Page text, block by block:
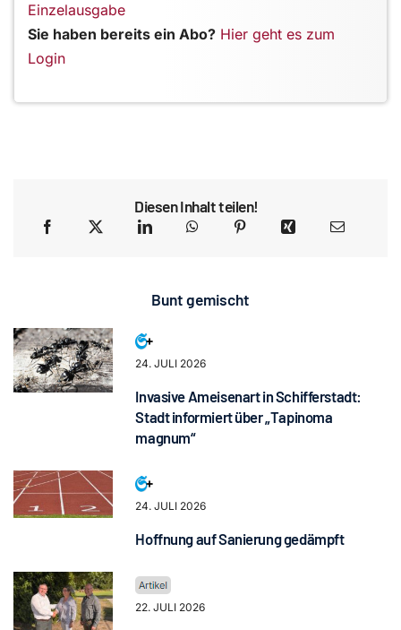
Einzelausgabe
Sie haben bereits ein Abo? Hier geht es zum
Login
Diesen Inhalt teilen!
Bunt gemischt
24. JULI 2026
Invasive Ameisenart in Schifferstadt:
Stadt informiert über „Tapinoma
magnum“
24. JULI 2026
Hoffnung auf Sanierung gedämpft
22. JULI 2026